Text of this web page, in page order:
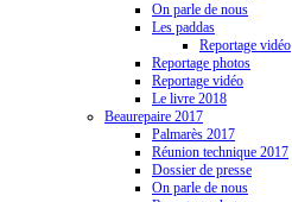
On parle de nous
Les paddas
Reportage vidéo
Reportage photos
Reportage vidéo
Le livre 2018
Beaurepaire 2017
Palmarès 2017
Réunion technique 2017
Dossier de presse
On parle de nous